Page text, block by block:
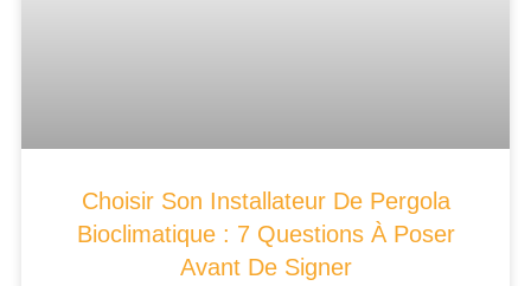
Choisir Son Installateur De Pergola
Bioclimatique : 7 Questions À Poser
Avant De Signer